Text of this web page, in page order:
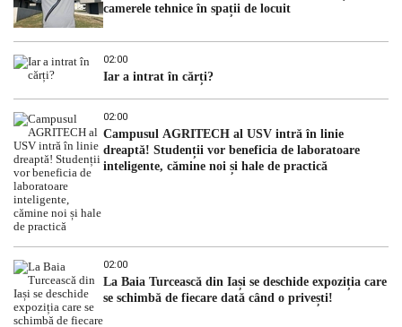
camerele tehnice în spații de locuit
02:00
Iar a intrat în cărți?
02:00
Campusul AGRITECH al USV intră în linie
dreaptă! Studenții vor beneficia de laboratoare
inteligente, cămine noi și hale de practică
02:00
La Baia Turcească din Iași se deschide expoziția care
se schimbă de fiecare dată când o privești!